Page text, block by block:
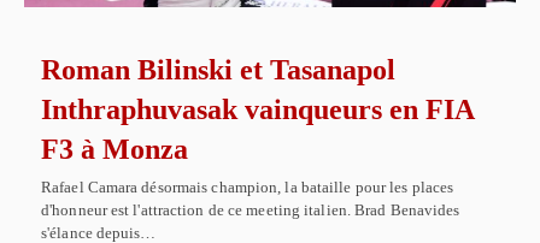
Roman Bilinski et Tasanapol
Inthraphuvasak vainqueurs en FIA
F3 à Monza
Rafael Camara désormais champion, la bataille pour les places
d'honneur est l'attraction de ce meeting italien. Brad Benavides
s'élance depuis…